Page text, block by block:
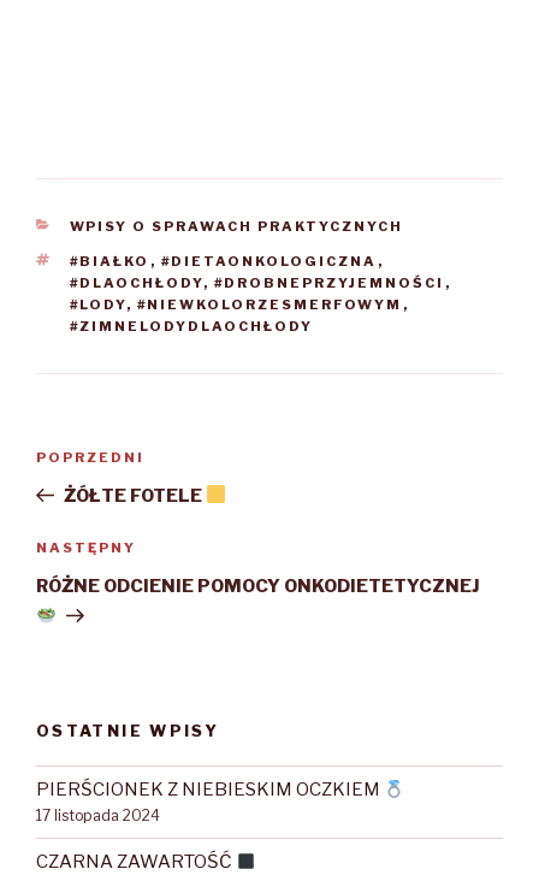
KATEGORIE
WPISY O SPRAWACH PRAKTYCZNYCH
TAGI
#BIAŁKO , #DIETAONKOLOGICZNA ,
#DLAOCHŁODY, #DROBNEPRZYJEMNOŚCI ,
#LODY, #NIEWKOLORZESMERFOWYM ,
#ZIMNELODYDLAOCHŁODY
wpisu
Poprzedni
wpis
POPRZEDNI
ŻÓŁTE FOTELE
Następny
wpis
NASTĘPNY
RÓŻNE ODCIENIE POMOCY ONKODIETETYCZNEJ
OSTATNIE WPISY
PIERŚCIONEK Z NIEBIESKIM OCZKIEM
17 listopada 2024
CZARNA ZAWARTOŚĆ